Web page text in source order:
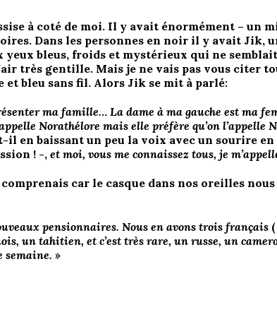
à coté de moi. Il y avait énormément –
Dans les personnes en noir il y avait Jik,
yeux bleus, froids et mystérieux qui ne
très gentille. Mais je ne vais pas vous citer
et bleu sans fil. Alors Jik se mit à parlé:
ma famille… La dame à ma gauche est ma
Norathélore mais elle préfère qu’on
il en baissant un peu la voix avec un sourire
! -, et moi, vous me connaissez tous, je
car le casque dans nos oreilles
pensionnaires. Nous en avons trois français
un tahitien, et c’est très rare, un russe, un
semaine. »